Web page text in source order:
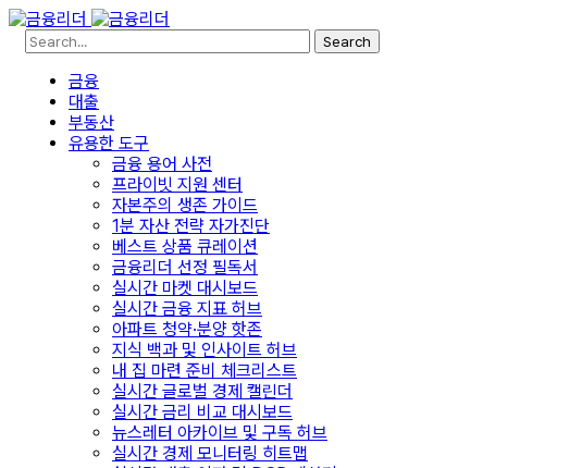
Search
금융
대출
부동산
유용한 도구
금융 용어 사전
프라이빗 지원 센터
자본주의 생존 가이드
1분 자산 전략 자가진단
베스트 상품 큐레이션
금융리더 선정 필독서
실시간 마켓 대시보드
실시간 금융 지표 허브
아파트 청약·분양 핫존
지식 백과 및 인사이트 허브
내 집 마련 준비 체크리스트
실시간 글로벌 경제 캘린더
실시간 금리 비교 대시보드
뉴스레터 아카이브 및 구독 허브
실시간 경제 모니터링 히트맵